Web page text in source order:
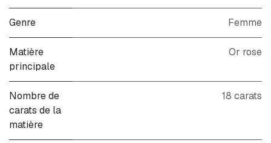
Genre Femme
Matière
principale
Or rose
Nombre de
carats de la
matière
18 carats